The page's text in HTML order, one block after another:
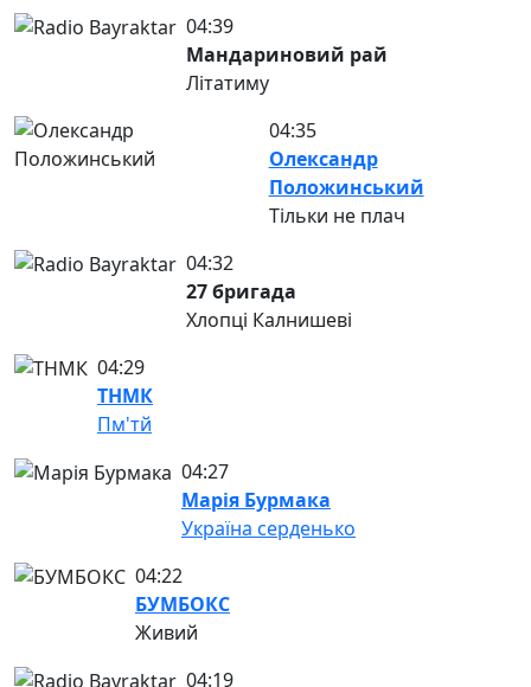
04:39
Мандариновий рай
Літатиму
04:35
Олександр
Положинський
Тільки не плач
04:32
27 бригада
Хлопці Калнишеві
04:29
ТНМК
Пм'тй
04:27
Марія Бурмака
Україна серденько
04:22
БУМБОКС
Живий
04:19